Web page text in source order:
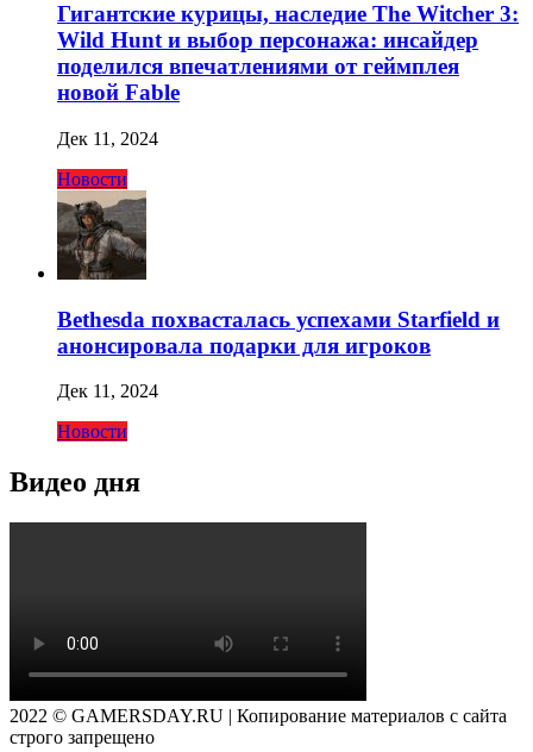
Гигантские курицы, наследие The Witcher 3:
Wild Hunt и выбор персонажа: инсайдер
поделился впечатлениями от геймплея
новой Fable
Дек 11, 2024
Новости
Bethesda похвасталась успехами Starfield и
анонсировала подарки для игроков
Дек 11, 2024
Новости
Видео дня
2022 © GAMERSDAY.RU | Копирование материалов с сайта
строго запрещено